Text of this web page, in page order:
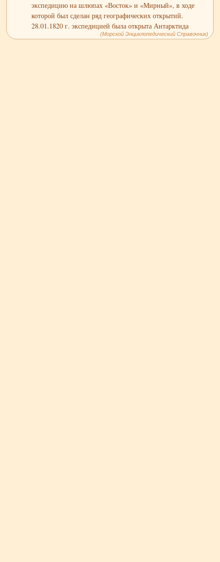
экспедицию на шлюпах «Восток» и «Мирный», в ходе
которой был сделан ряд географических открытий.
28.01.1820 г. экспедицией была открыта Антарктида
(Морской Энциклопедический Справочник)